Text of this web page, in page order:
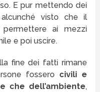
E pur mettendo dei
visto che il
ai mezzi
e poi uscire.
fine dei fatti rimane
fossero civili e
che dell’ambiente,